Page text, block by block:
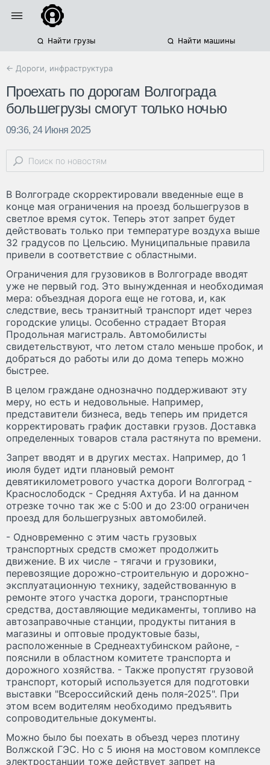
Найти грузы Найти машины
← Дороги, инфраструктура
Проехать по дорогам Волгограда
большегрузы смогут только ночью
09:36, 24 Июня 2025
В Волгограде скорректировали введенные еще в
конце мая ограничения на проезд большегрузов в
светлое время суток. Теперь этот запрет будет
действовать только при температуре воздуха выше
32 градусов по Цельсию. Муниципальные правила
привели в соответствие с областными.
Ограничения для грузовиков в Волгограде вводят
уже не первый год. Это вынужденная и необходимая
мера: объездная дорога еще не готова, и, как
следствие, весь транзитный транспорт идет через
городские улицы. Особенно страдает Вторая
Продольная магистраль. Автомобилисты
свидетельствуют, что летом стало меньше пробок, и
добраться до работы или до дома теперь можно
быстрее.
В целом граждане однозначно поддерживают эту
меру, но есть и недовольные. Например,
представители бизнеса, ведь теперь им придется
корректировать график доставки грузов. Доставка
определенных товаров стала растянута по времени.
Запрет вводят и в других местах. Например, до 1
июля будет идти плановый ремонт
девятикилометрового участка дороги Волгоград -
Краснослободск - Средняя Ахтуба. И на данном
отрезке точно так же с 5:00 и до 23:00 ограничен
проезд для большегрузных автомобилей.
- Одновременно с этим часть грузовых
транспортных средств сможет продолжить
движение. В их числе - тягачи и грузовики,
перевозящие дорожно-строительную и дорожно-
эксплуатационную технику, задействованную в
ремонте этого участка дороги, транспортные
средства, доставляющие медикаменты, топливо на
автозаправочные станции, продукты питания в
магазины и оптовые продуктовые базы,
расположенные в Среднеахтубинском районе, -
пояснили в областном комитете транспорта и
дорожного хозяйства. - Также пропустят грузовой
транспорт, который используется для подготовки
выставки "Всероссийский день поля-2025". При
этом всем водителям необходимо предъявить
сопроводительные документы.
Можно было бы поехать в объезд через плотину
Волжской ГЭС. Но с 5 июня на мостовом комплексе
электростанции тоже действует запрет на